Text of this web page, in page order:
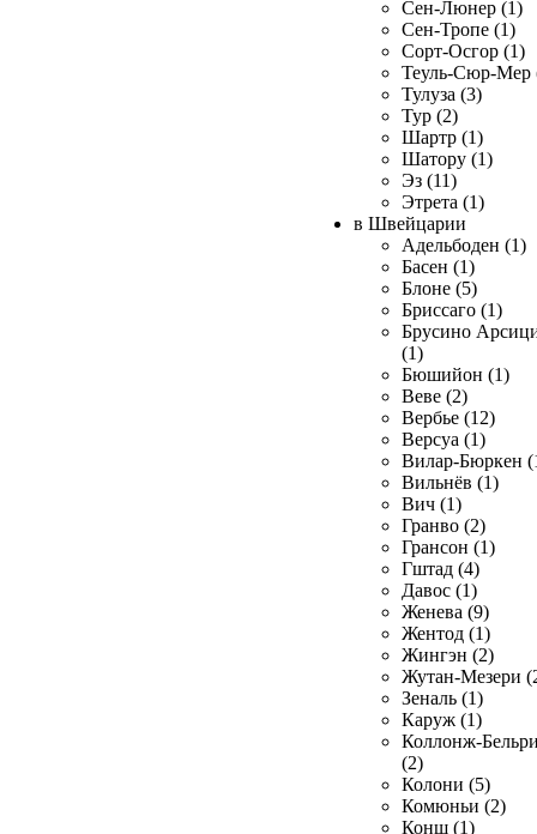
Сен-Люнер (1)
Сен-Тропе (1)
Сорт-Осгор (1)
Теуль-Сюр-Мер
Тулуза (3)
Тур (2)
Шартр (1)
Шатору (1)
Эз (11)
Этрета (1)
в Швейцарии
Адельбоден (1)
Басен (1)
Блоне (5)
Бриссаго (1)
Брусино
(1)
Бюшийон (1)
Веве (2)
Вербье (12)
Версуа (1)
Вилар-Бюркен
Вильнёв (1)
Вич (1)
Гранво (2)
Грансон (1)
Гштад (4)
Давос (1)
Женева (9)
Жентод (1)
Жингэн (2)
Жутан-Мезери
Зеналь (1)
Каруж (1)
Коллонж-
(2)
Колони (5)
Комюньи (2)
Конш (1)